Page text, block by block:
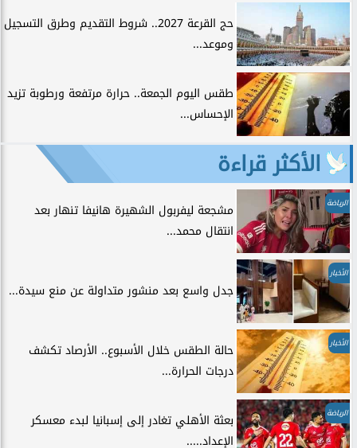
حج القرعة 2027.. شروط التقديم وطرق التسجيل
وموعد...
طقس اليوم الجمعة.. حرارة مرتفعة ورطوبة تزيد
الإحساس...
الأكثر قراءة
الرياضة
مشجعة ليفربول الشهيرة هانيفا تنهار بعد
انتقال محمد...
الأخبار
جدل واسع بعد منشور متداولة عن منع سيدة...
الأخبار
حالة الطقس خلال الأسبوع.. الأرصاد تكشف
درجات الحرارة...
الرياضة
بعثة الأهلي تغادر إلى إسبانيا لبدء معسكر
الإعداد.....